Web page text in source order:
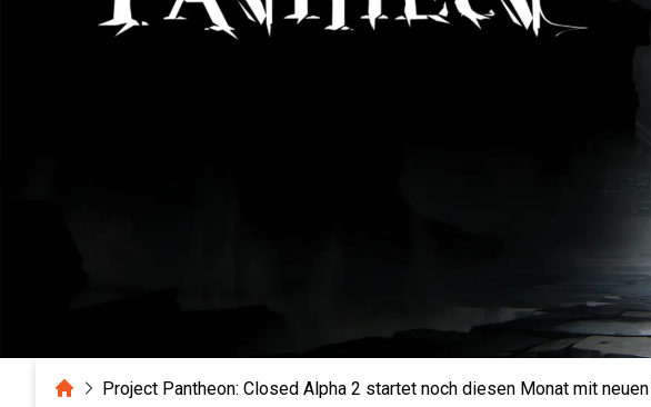
HomeProject Pantheon: Closed Alpha 2 startet noch diesen Monat mit